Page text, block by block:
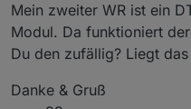
Mein zweiter WR ist ein
Modul. Da funktioniert
Du den zufällig? Liegt
Danke & Gruß